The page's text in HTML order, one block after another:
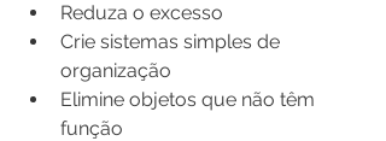
Reduza o excesso
Crie sistemas simples de
organização
Elimine objetos que não têm
função